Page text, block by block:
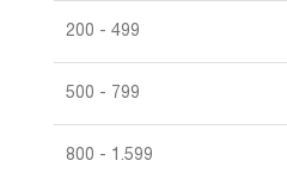
200 - 499
500 - 799
800 - 1.599